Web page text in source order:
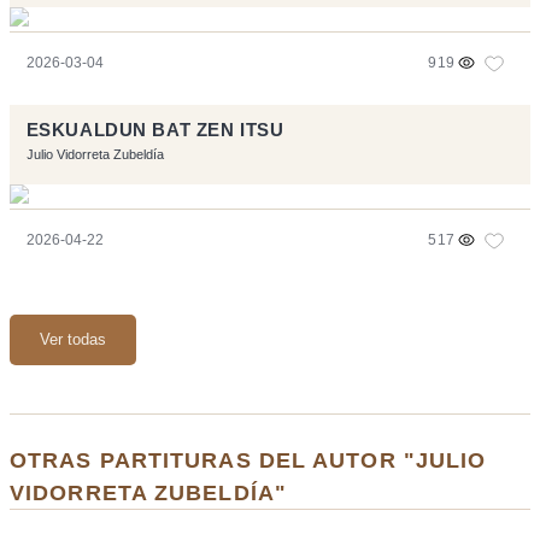
2026-03-04 919
ESKUALDUN BAT ZEN ITSU
Julio Vidorreta Zubeldía
2026-04-22 517
Ver todas
OTRAS PARTITURAS DEL AUTOR "JULIO
VIDORRETA ZUBELDÍA"